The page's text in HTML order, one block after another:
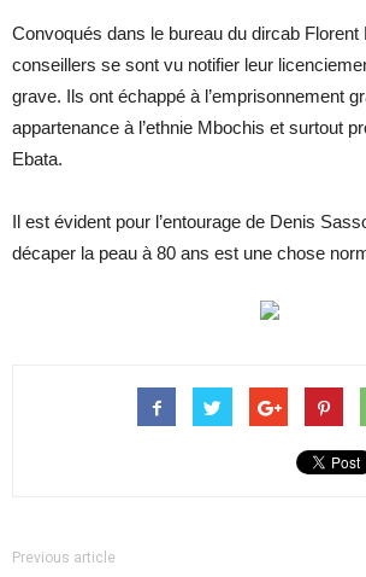
Convoqués dans le bureau du dircab Florent
conseillers se sont vu notifier leur
grave. Ils ont échappé à l’emprisonnement
appartenance à l’ethnie Mbochis et surtout
Ebata.
Il est évident pour l’entourage de Denis
décaper la peau à 80 ans est une chose
Previous article